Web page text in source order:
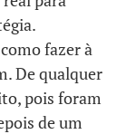
fazer à
De qualquer
pois foram
de um